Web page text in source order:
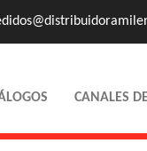
CANALES